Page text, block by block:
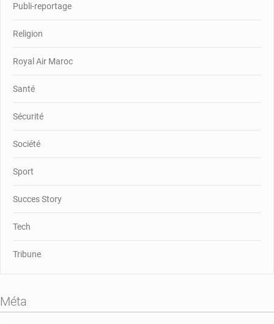
Publi-reportage
Religion
Royal Air Maroc
Santé
Sécurité
Société
Sport
Succes Story
Tech
Tribune
Méta